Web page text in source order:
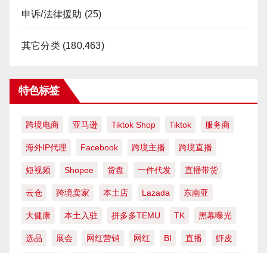
申诉/法律援助 (25)
其它分类(180,463)
特色标签
跨境电商 亚马逊 Tiktok Shop Tiktok 服务商
海外IP代理 Facebook 跨境主播 跨境直播
短视频 Shopee 货盘 一件代发 直播带货
云仓 跨境卖家 本土店 Lazada 东南亚
大健康 本土入驻 拼多多TEMU TK 黑幕曝光
选品 展会 网红营销 网红 BI 直播 虾皮